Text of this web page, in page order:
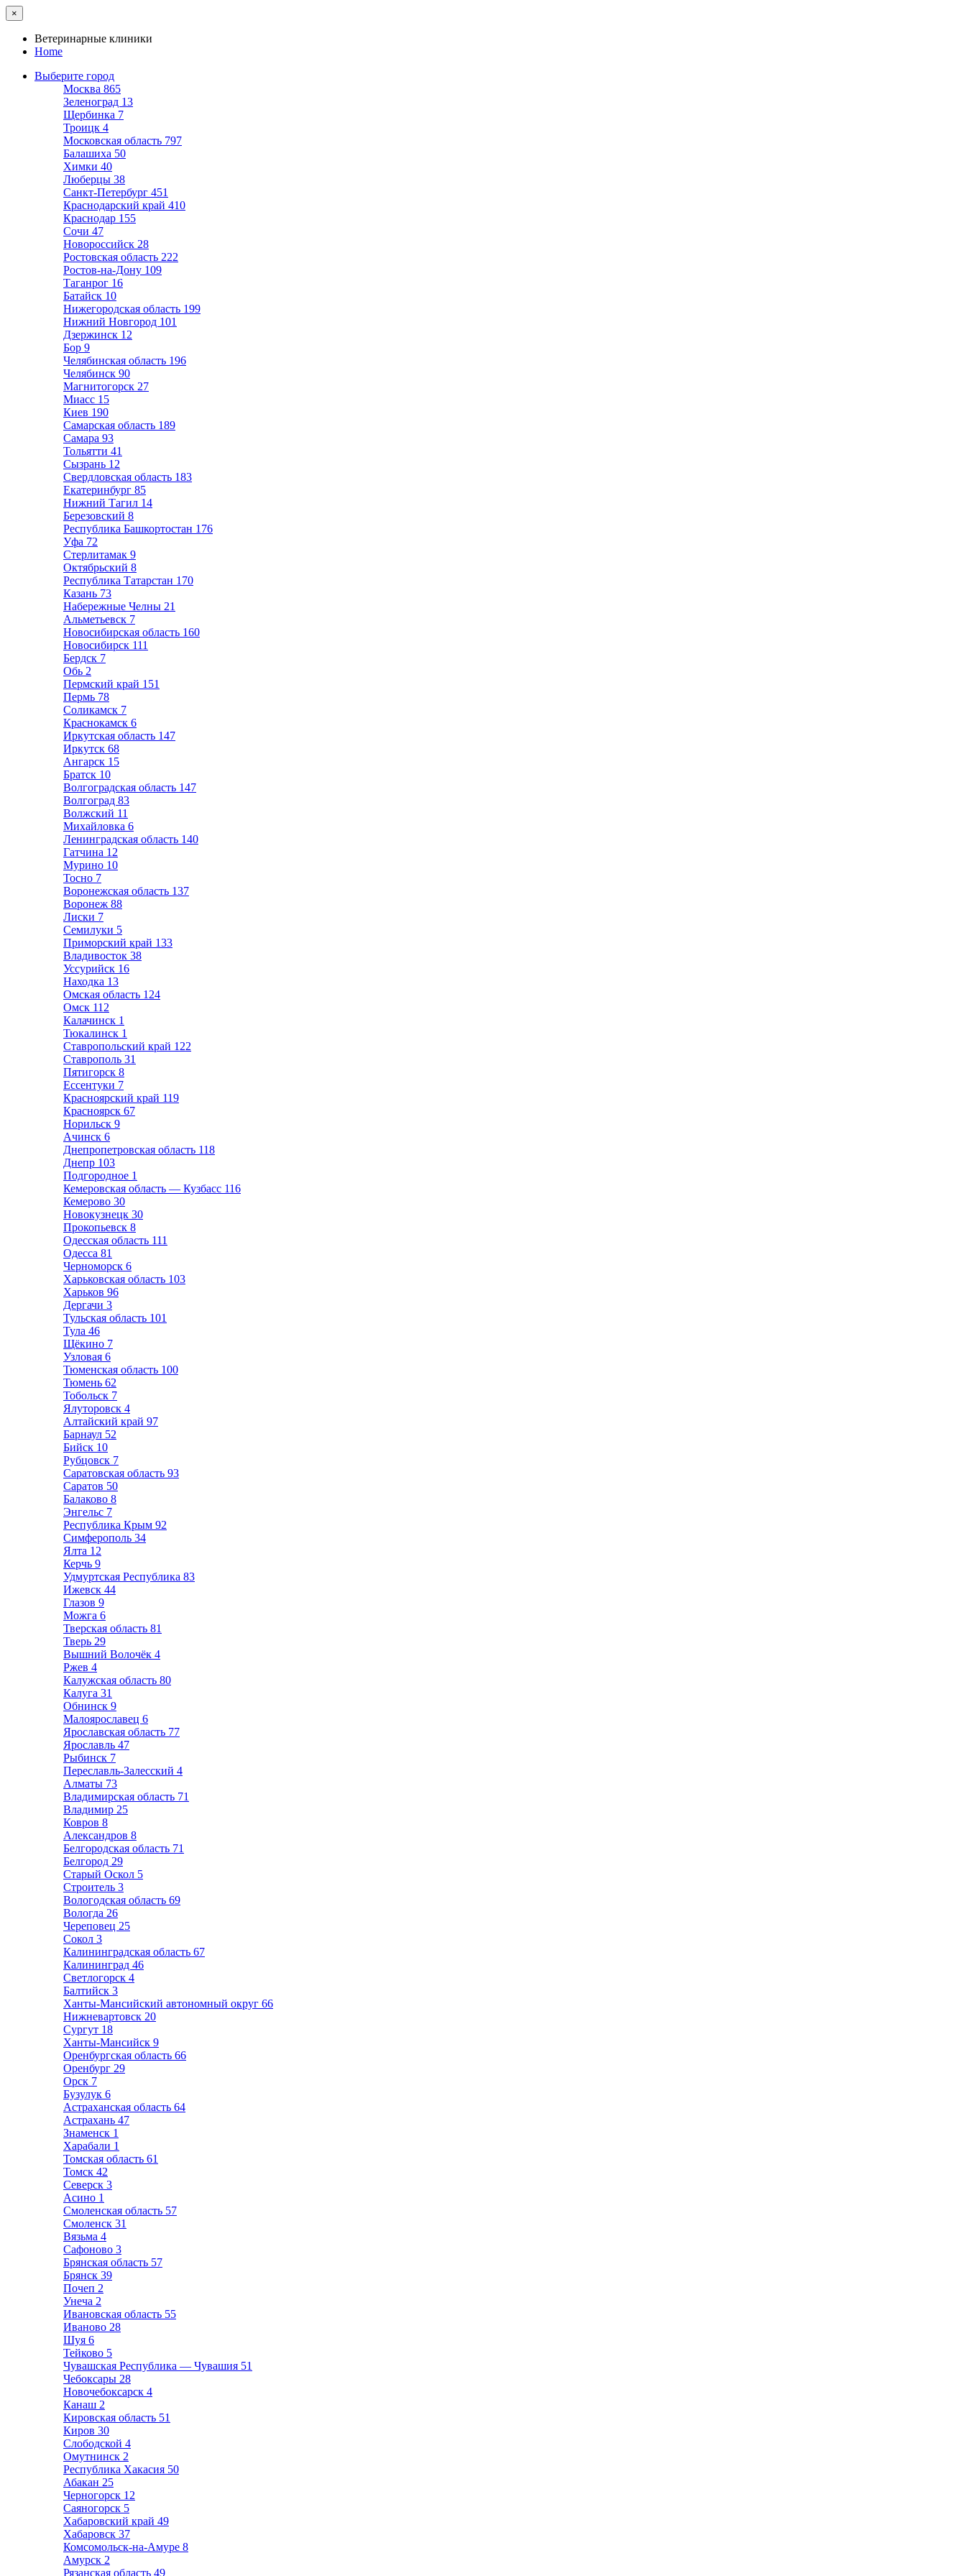
×
Ветеринарные клиники
Home
Выберите город
Москва 865
Зеленоград 13
Щербинка 7
Троицк 4
Московская область 797
Балашиха 50
Химки 40
Люберцы 38
Санкт-Петербург 451
Краснодарский край 410
Краснодар 155
Сочи 47
Новороссийск 28
Ростовская область 222
Ростов-на-Дону 109
Таганрог 16
Батайск 10
Нижегородская область 199
Нижний Новгород 101
Дзержинск 12
Бор 9
Челябинская область 196
Челябинск 90
Магнитогорск 27
Миасс 15
Киев 190
Самарская область 189
Самара 93
Тольятти 41
Сызрань 12
Свердловская область 183
Екатеринбург 85
Нижний Тагил 14
Березовский 8
Республика Башкортостан 176
Уфа 72
Стерлитамак 9
Октябрьский 8
Республика Татарстан 170
Казань 73
Набережные Челны 21
Альметьевск 7
Новосибирская область 160
Новосибирск 111
Бердск 7
Обь 2
Пермский край 151
Пермь 78
Соликамск 7
Краснокамск 6
Иркутская область 147
Иркутск 68
Ангарск 15
Братск 10
Волгоградская область 147
Волгоград 83
Волжский 11
Михайловка 6
Ленинградская область 140
Гатчина 12
Мурино 10
Тосно 7
Воронежская область 137
Воронеж 88
Лиски 7
Семилуки 5
Приморский край 133
Владивосток 38
Уссурийск 16
Находка 13
Омская область 124
Омск 112
Калачинск 1
Тюкалинск 1
Ставропольский край 122
Ставрополь 31
Пятигорск 8
Ессентуки 7
Красноярский край 119
Красноярск 67
Норильск 9
Ачинск 6
Днепропетровская область 118
Днепр 103
Подгородное 1
Кемеровская область — Кузбасс 116
Кемерово 30
Новокузнецк 30
Прокопьевск 8
Одесская область 111
Одесса 81
Черноморск 6
Харьковская область 103
Харьков 96
Дергачи 3
Тульская область 101
Тула 46
Щёкино 7
Узловая 6
Тюменская область 100
Тюмень 62
Тобольск 7
Ялуторовск 4
Алтайский край 97
Барнаул 52
Бийск 10
Рубцовск 7
Саратовская область 93
Саратов 50
Балаково 8
Энгельс 7
Республика Крым 92
Симферополь 34
Ялта 12
Керчь 9
Удмуртская Республика 83
Ижевск 44
Глазов 9
Можга 6
Тверская область 81
Тверь 29
Вышний Волочёк 4
Ржев 4
Калужская область 80
Калуга 31
Обнинск 9
Малоярославец 6
Ярославская область 77
Ярославль 47
Рыбинск 7
Переславль-Залесский 4
Алматы 73
Владимирская область 71
Владимир 25
Ковров 8
Александров 8
Белгородская область 71
Белгород 29
Старый Оскол 5
Строитель 3
Вологодская область 69
Вологда 26
Череповец 25
Сокол 3
Калининградская область 67
Калининград 46
Светлогорск 4
Балтийск 3
Ханты-Мансийский автономный округ 66
Нижневартовск 20
Сургут 18
Ханты-Мансийск 9
Оренбургская область 66
Оренбург 29
Орск 7
Бузулук 6
Астраханская область 64
Астрахань 47
Знаменск 1
Харабали 1
Томская область 61
Томск 42
Северск 3
Асино 1
Смоленская область 57
Смоленск 31
Вязьма 4
Сафоново 3
Брянская область 57
Брянск 39
Почеп 2
Унеча 2
Ивановская область 55
Иваново 28
Шуя 6
Тейково 5
Чувашская Республика — Чувашия 51
Чебоксары 28
Новочебоксарск 4
Канаш 2
Кировская область 51
Киров 30
Слободской 4
Омутнинск 2
Республика Хакасия 50
Абакан 25
Черногорск 12
Саяногорск 5
Хабаровский край 49
Хабаровск 37
Комсомольск-на-Амуре 8
Амурск 2
Рязанская область 49